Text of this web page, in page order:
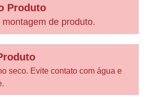
Produto
de produto.
seco. Evite contato com água e